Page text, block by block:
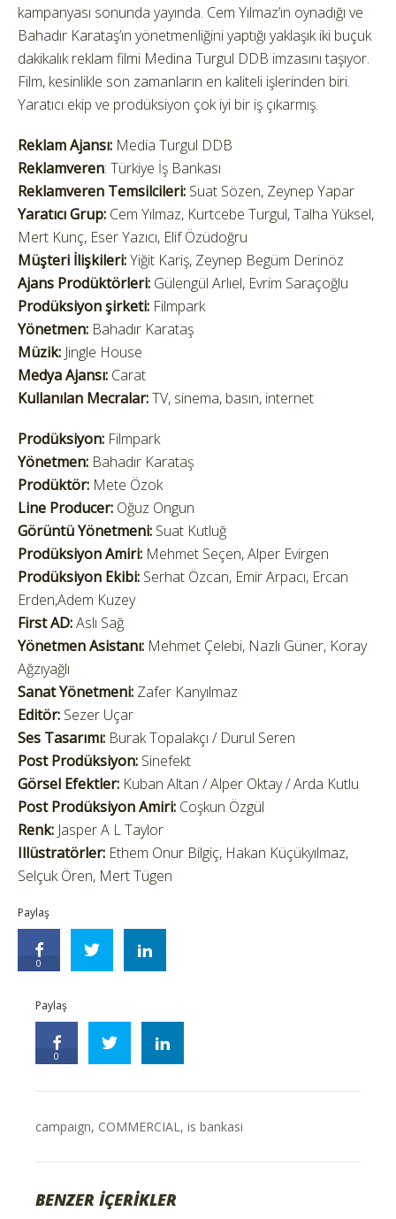
kampanyası sonunda yayında. Cem Yılmaz’ın oynadığı ve
Bahadır Karataş’ın yönetmenliğini yaptığı yaklaşık iki buçuk
dakikalık reklam filmi Medina Turgul DDB imzasını taşıyor.
Film, kesinlikle son zamanların en kaliteli işlerinden biri.
Yaratıcı ekip ve prodüksiyon çok iyi bir iş çıkarmış.
Reklam Ajansı: Media Turgul DDB
Reklamveren: Türkiye İş Bankası
Reklamveren Temsilcileri: Suat Sözen, Zeynep Yapar
Yaratıcı Grup: Cem Yılmaz, Kurtcebe Turgul, Talha Yüksel,
Mert Kunç, Eser Yazıcı, Elif Özüdoğru
Müşteri İlişkileri:Yiğit Kariş, Zeynep Begüm Derinöz
Ajans Prodüktörleri: Gülengül Arlıel, Evrim Saraçoğlu
Prodüksiyon şirketi: Filmpark
Yönetmen: Bahadır Karataş
Müzik: Jingle House
Medya Ajansı: Carat
Kullanılan Mecralar:TV, sinema, basın, internet
Prodüksiyon: Filmpark
Yönetmen: Bahadır Karataş
Prodüktör: Mete Özok
Line Producer: Oğuz Ongun
Görüntü Yönetmeni: Suat Kutluğ
Prodüksiyon Amiri: Mehmet Seçen, Alper Evirgen
Prodüksiyon Ekibi: Serhat Özcan, Emir Arpacı, Ercan
Erden,Adem Kuzey
First AD:Aslı Sağ
Yönetmen Asistanı: Mehmet Çelebi, Nazlı Güner, Koray
Ağzıyağlı
Sanat Yönetmeni: Zafer Kanyılmaz
Editör: Sezer Uçar
Ses Tasarımı: Burak Topalakçı / Durul Seren
Post Prodüksiyon: Sinefekt
Görsel Efektler: Kuban Altan / Alper Oktay / Arda Kutlu
Post Prodüksiyon Amiri: Coşkun Özgül
Renk: Jasper A L Taylor
Illüstratörler: Ethem Onur Bilgiç, Hakan Küçükyılmaz,
Selçuk Ören, Mert Tügen
Paylaş
0
Paylaş
0
campaign, COMMERCIAL,is bankasi
BENZER İÇERİKLER